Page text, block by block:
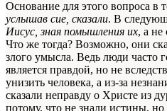
Основание для этого вопроса в
услышав сие, сказали. В
Иисус, зная помышления их, а не
Что же тогда? Возможно, они
злого умысла. Ведь люди часто
является правдой, но не
унизить человека, а из-за
сказали неправду о Христе из
потому, что не знали истины,